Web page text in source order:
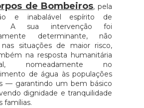
de Bombeiros, pela
e inabalável espírito de
A sua intervenção foi
determinante, não
nas situações de maior risco,
na resposta humanitária
nomeadamente no
de água às populações
— garantindo um bem básico
dignidade e tranquilidade
famílias.